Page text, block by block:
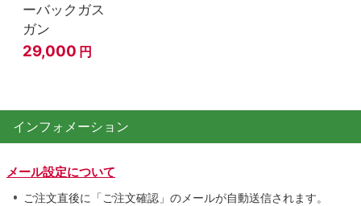
ーバックガス
ガン
29,000 円
インフォメーション
メール設定について
ご注文直後に「ご注文確認」のメールが自動送信されます。